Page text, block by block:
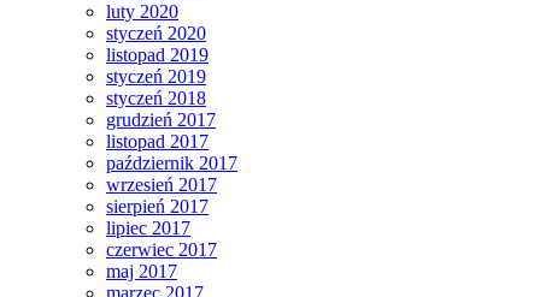
luty 2020
styczeń 2020
listopad 2019
styczeń 2019
styczeń 2018
grudzień 2017
listopad 2017
październik 2017
wrzesień 2017
sierpień 2017
lipiec 2017
czerwiec 2017
maj 2017
marzec 2017